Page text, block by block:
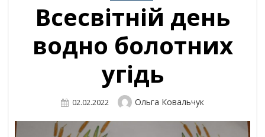
Всесвітній день
водно болотних
угідь
Posted
02.02.2022 Author
Ольга Ковальчук